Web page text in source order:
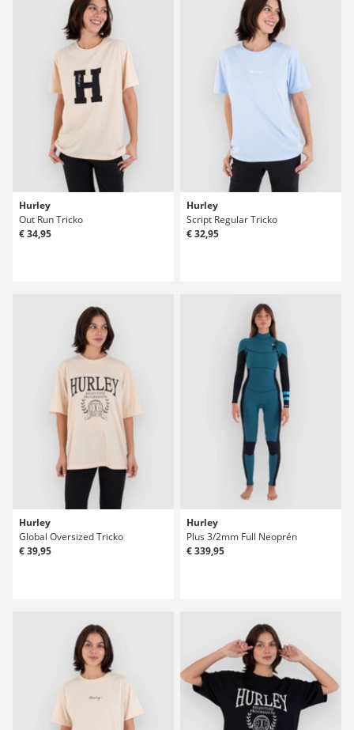
Hurley
Out Run Tricko
€ 34,95
Hurley
Script Regular Tricko
€ 32,95
Hurley
Global Oversized Tricko
€ 39,95
Hurley
Plus 3/2mm Full Neoprén
€ 339,95